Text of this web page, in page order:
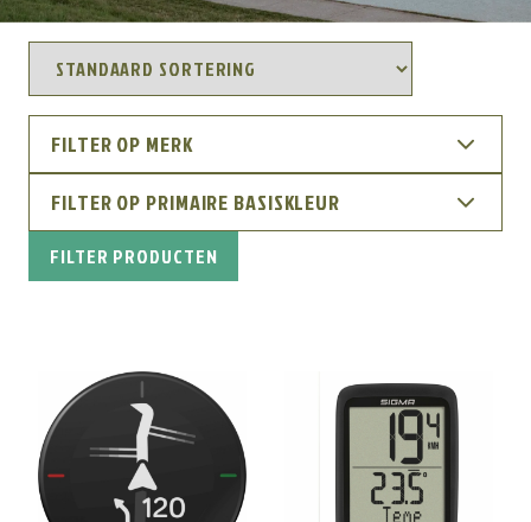
FILTER OP MERK
FILTER OP PRIMAIRE BASISKLEUR
FILTER PRODUCTEN